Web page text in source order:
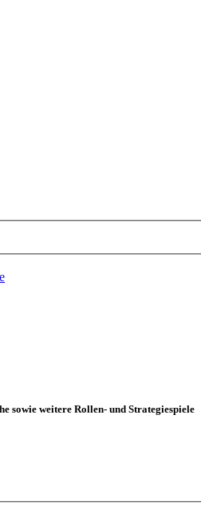
sowie weitere Rollen- und Strategiespiele